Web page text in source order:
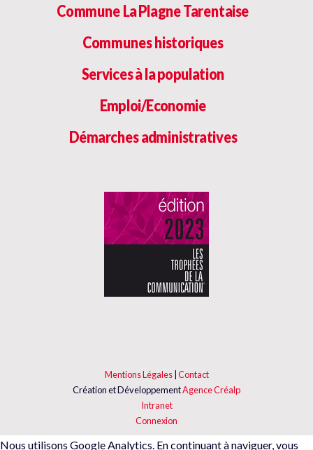
Commune La Plagne Tarentaise
Communes historiques
Services à la population
Emploi/Economie
Démarches administratives
Mentions Légales| Contact
Création et DéveloppementAgence Créalp
Intranet
Connexion
Nous utilisons Google Analytics. En continuant à naviguer, vous